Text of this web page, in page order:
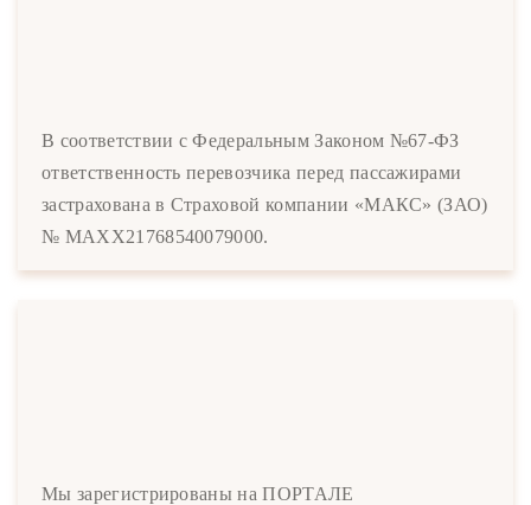
В соответствии с Федеральным Законом №67-ФЗ
ответственность перевозчика перед пассажирами
застрахована в Страховой компании «МАКС» (ЗАО)
№ MAXX21768540079000.
Мы зарегистрированы на ПОРТАЛЕ